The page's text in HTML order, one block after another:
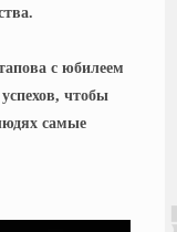
с юбилеем
чтобы
самые